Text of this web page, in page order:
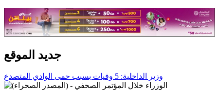
جديد الموقع
وزير الداخلية: 5 وفيات بسبب حمى الوادي المتصدع